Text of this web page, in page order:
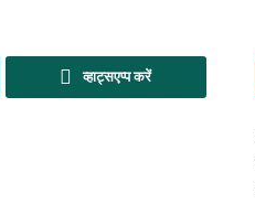
व्हाट्सएप्प करें